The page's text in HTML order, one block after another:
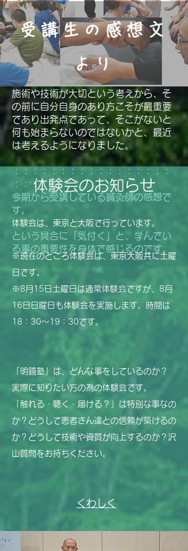
受講生の感想文
より
​施術や技術が大切という考えから、そ
の前に自分自身のあり方こそが最重要
であり出発点であって、そこがないと
何も始まらないのではないかと、最近
は考えるようになりました。
：：：：：：：：：：：：：：：：：
：：：：：​
今期から受講している鍼灸師の感想で
す。
という具合に「気付く」と、学んでい
る事の重要性を身体で感じるのです。
体験会のお知らせ
体験会は、東京と大阪で行っています。
​※現在のところ体験会は、東京大阪共に土曜
日です。
​※ 8月15日土曜日は通常体験会ですが、8月
16日日曜日も体験会を実施します。​時間は
18：30～19：30です。
「明鏡塾」は、どんな事をしているのか？
実際に知りたい方の為の体験会です。
​「触れる・聴く・届ける？」は特別な事なの
か？どうして患者さん達との信頼が築けるの
か？どうして技術や資質が向上するのか？沢
山質問をお持ちください。
くわしく